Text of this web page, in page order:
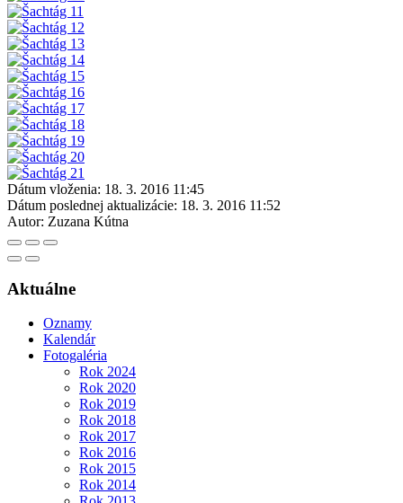
Dátum vloženia: 18. 3. 2016 11:45
Dátum poslednej aktualizácie: 18. 3. 2016 11:52
Autor: Zuzana Kútna
Aktuálne
Oznamy
Kalendár
Fotogaléria
Rok 2024
Rok 2020
Rok 2019
Rok 2018
Rok 2017
Rok 2016
Rok 2015
Rok 2014